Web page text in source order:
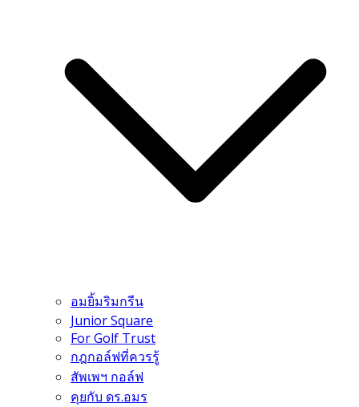
อมยิ้มริมกรีน
Junior Square
For Golf Trust
กฎกอล์ฟที่ควรรู้
สัพเพฯ กอล์ฟ
คุยกับ ดร.อมร